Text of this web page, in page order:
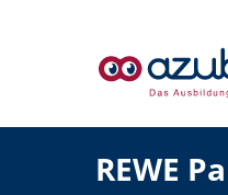
REWE